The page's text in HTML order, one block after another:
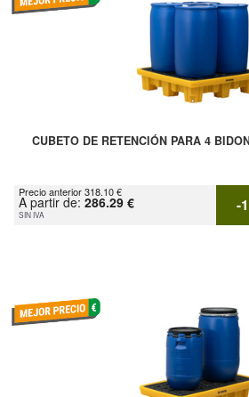
CUBETO DE RETENCIÓN PARA 4
Precio anterior 318.10 €
A partir de: 286.29 €
SIN IVA -